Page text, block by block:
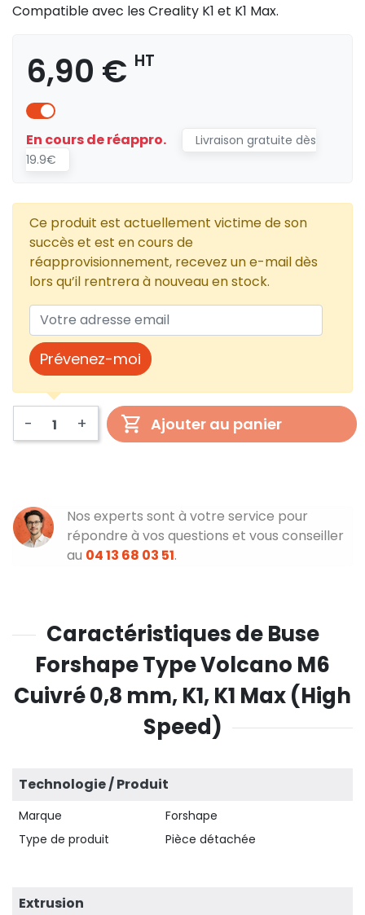
Compatible avec les Creality K1 et K1 Max.
6,90 € HT
En cours de réappro.
Livraison gratuite dès
19.9€
Ce produit est actuellement victime de son
succès et est en cours de
réapprovisionnement, recevez un e-mail dès
lors qu’il rentrera à nouveau en stock.
Prévenez-moi
- + Ajouter au panier
Nos experts sont à votre service pour
répondre à vos questions et vous conseiller
au 04 13 68 03 51.
Caractéristiques de Buse
Forshape Type Volcano M6
Cuivré 0,8 mm, K1, K1 Max (High
Speed)
Technologie / Produit
Marque
Forshape
Type de produit
Pièce détachée
Extrusion